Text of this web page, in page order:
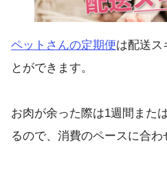
ペットさんの定期便は配送ス
とができます。
お肉が余った際は1週間また
るので、消費のペースに合わ